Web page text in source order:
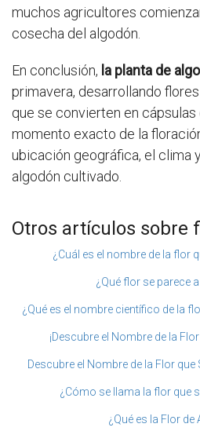
muchos agricultores
cosecha del algodón.
En conclusión, la planta de
primavera, desarrollando
que se convierten en cápsulas
momento exacto de la
ubicación geográfica, el clima
algodón cultivado.
Otros artículos sobre
¿Cuál es el nombre de la flor
¿Qué flor se parece
¿Qué es el nombre científico de la
¡Descubre el Nombre de la
Descubre el Nombre de la Flor
¿Cómo se llama la flor que
¿Qué es la Flor de